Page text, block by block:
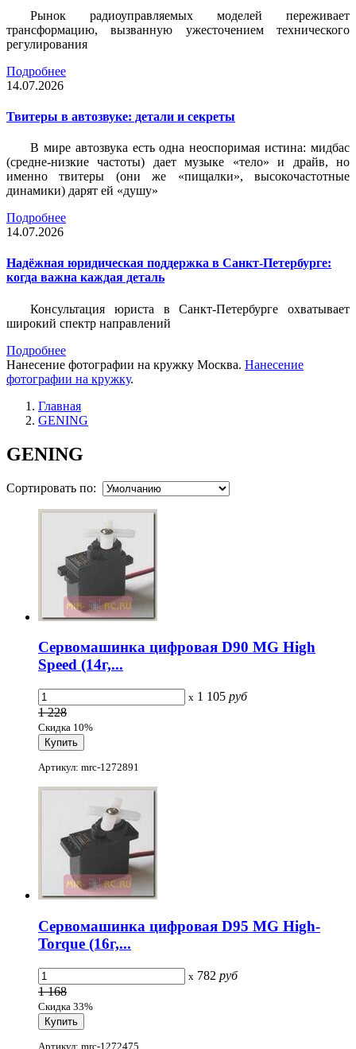
Рынок радиоуправляемых моделей переживает
трансформацию, вызванную ужесточением технического
регулирования
Подробнее
14.07.2026
Твитеры в автозвуке: детали и секреты
В мире автозвука есть одна неоспоримая истина: мидбас
(средне-низкие частоты) дает музыке «тело» и драйв, но
именно твитеры (они же «пищалки», высокочастотные
динамики) дарят ей «душу»
Подробнее
14.07.2026
Надёжная юридическая поддержка в Санкт-Петербурге:
когда важна каждая деталь
Консультация юриста в Санкт-Петербурге охватывает
широкий спектр направлений
Подробнее
Нанесение фотографии на кружку Москва. Нанесение
фотографии на кружку.
Главная
GENING
GENING
Сортировать по:
Cервомашинка цифровая D90 MG High
Speed (14г,...
x 1 105 руб
1 228
Скидка 10%
Артикул: mrc-1272891
Cервомашинка цифровая D95 MG High-
Torque (16г,...
x 782 руб
1 168
Скидка 33%
Артикул: mrc-1272475